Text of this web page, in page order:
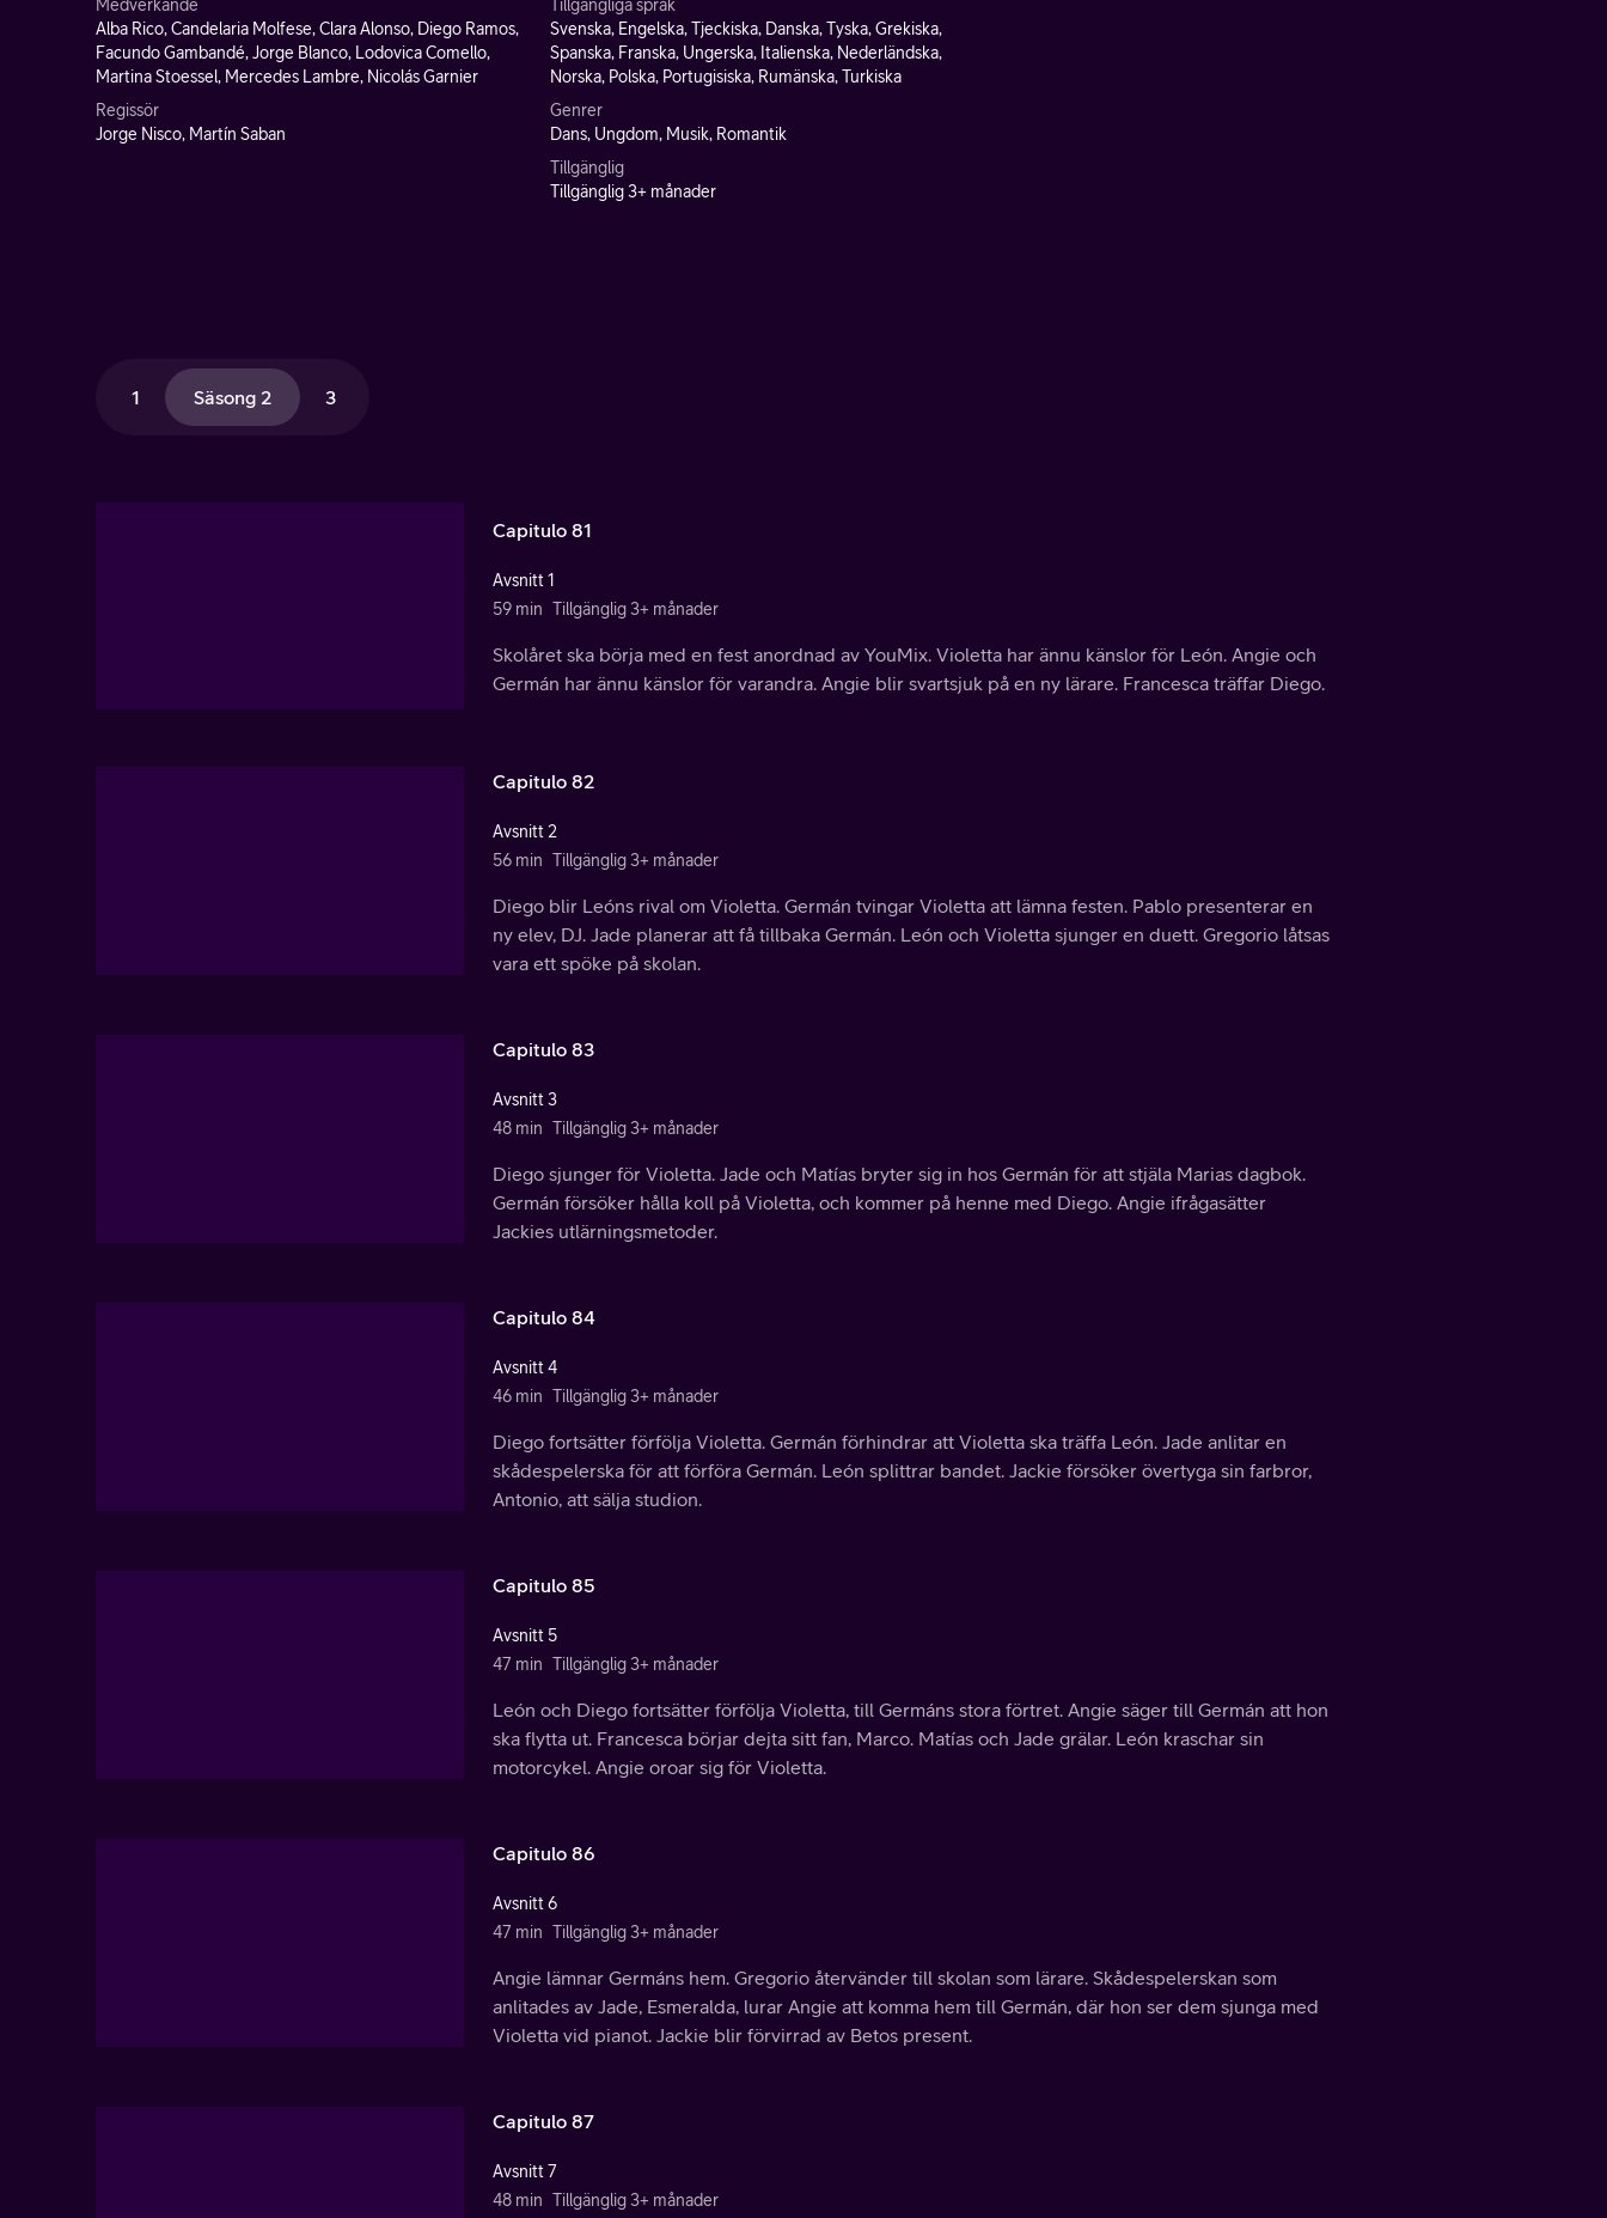
Medverkande
Alba Rico, Candelaria Molfese, Clara Alonso, Diego Ramos,
Facundo Gambandé, Jorge Blanco, Lodovica Comello,
Martina Stoessel, Mercedes Lambre, Nicolás Garnier
Regissör
Jorge Nisco, Martín Saban
Tillgängliga språk
Svenska, Engelska, Tjeckiska, Danska, Tyska, Grekiska,
Spanska, Franska, Ungerska, Italienska, Nederländska,
Norska, Polska, Portugisiska, Rumänska, Turkiska
Genrer
Dans, Ungdom, Musik, Romantik
Tillgänglig
Tillgänglig 3+ månader
1 Säsong 2 3
Capitulo 81
Avsnitt 1
59 min Tillgänglig 3+ månader
Skolåret ska börja med en fest anordnad av YouMix. Violetta har ännu känslor för León. Angie och
Germán har ännu känslor för varandra. Angie blir svartsjuk på en ny lärare. Francesca träffar Diego.
Capitulo 82
Avsnitt 2
56 min Tillgänglig 3+ månader
Diego blir Leóns rival om Violetta. Germán tvingar Violetta att lämna festen. Pablo presenterar en
ny elev, DJ. Jade planerar att få tillbaka Germán. León och Violetta sjunger en duett. Gregorio låtsas
vara ett spöke på skolan.
Capitulo 83
Avsnitt 3
48 min Tillgänglig 3+ månader
Diego sjunger för Violetta. Jade och Matías bryter sig in hos Germán för att stjäla Marias dagbok.
Germán försöker hålla koll på Violetta, och kommer på henne med Diego. Angie ifrågasätter
Jackies utlärningsmetoder.
Capitulo 84
Avsnitt 4
46 min Tillgänglig 3+ månader
Diego fortsätter förfölja Violetta. Germán förhindrar att Violetta ska träffa León. Jade anlitar en
skådespelerska för att förföra Germán. León splittrar bandet. Jackie försöker övertyga sin farbror,
Antonio, att sälja studion.
Capitulo 85
Avsnitt 5
47 min Tillgänglig 3+ månader
León och Diego fortsätter förfölja Violetta, till Germáns stora förtret. Angie säger till Germán att hon
ska flytta ut. Francesca börjar dejta sitt fan, Marco. Matías och Jade grälar. León kraschar sin
motorcykel. Angie oroar sig för Violetta.
Capitulo 86
Avsnitt 6
47 min Tillgänglig 3+ månader
Angie lämnar Germáns hem. Gregorio återvänder till skolan som lärare. Skådespelerskan som
anlitades av Jade, Esmeralda, lurar Angie att komma hem till Germán, där hon ser dem sjunga med
Violetta vid pianot. Jackie blir förvirrad av Betos present.
Capitulo 87
Avsnitt 7
48 min Tillgänglig 3+ månader